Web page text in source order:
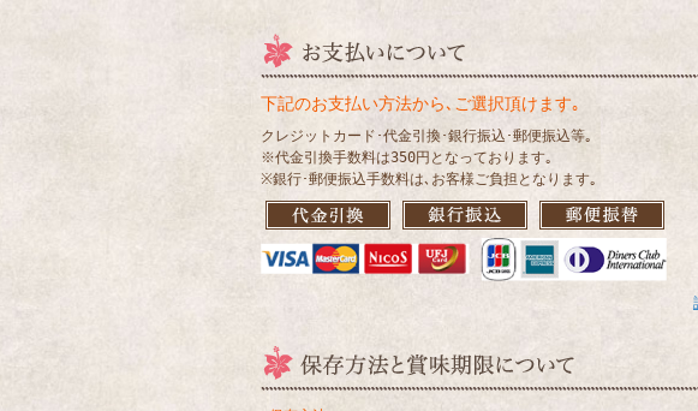
下記のお支払い方法から､ご選択頂けます｡
クレジットカード･代金引換･銀行振込･郵便振込等｡
※代金引換手数料は350円となっております｡
※銀行･郵便振込手数料は､お客様ご負担となります｡